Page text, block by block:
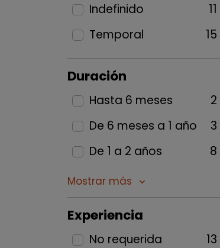
Indefinido
11
Temporal
15
Duración
Hasta 6 meses
2
De 6 meses a 1 año
3
De 1 a 2 años
8
Mostrar más keyboard_arrow_down
Experiencia
No requerida
13